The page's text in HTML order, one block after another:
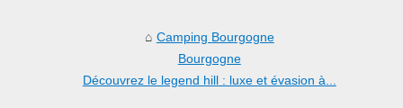
Camping Bourgogne
Bourgogne
Découvrez le legend hill : luxe et évasion à...